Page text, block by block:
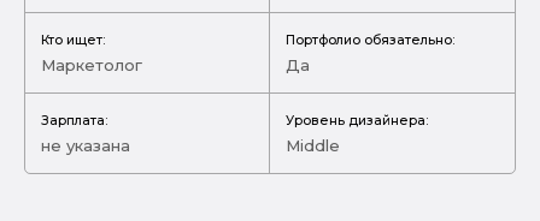
Кто ищет:
Маркетолог
Портфолио обязательно:
Да
Зарплата:
не указана
Уровень дизайнера:
Middle